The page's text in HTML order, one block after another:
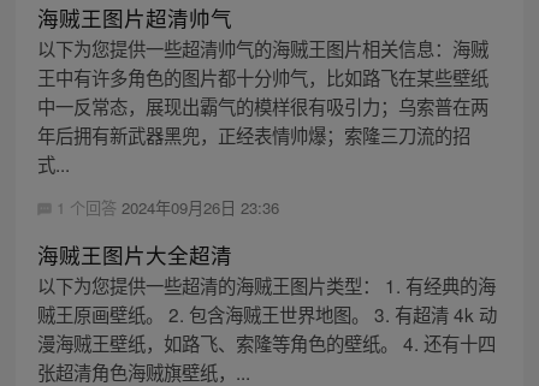
海贼王图片超清帅气
以下为您提供一些超清帅气的海贼王图片相关信息：海贼
王中有许多角色的图片都十分帅气，比如路飞在某些壁纸
中一反常态，展现出霸气的模样很有吸引力；乌索普在两
年后拥有新武器黑兜，正经表情帅爆；索隆三刀流的招
式...
1 个回答 2024年09月26日 23:36
海贼王图片大全超清
以下为您提供一些超清的海贼王图片类型： 1. 有经典的海
贼王原画壁纸。 2. 包含海贼王世界地图。 3. 有超清 4k 动
漫海贼王壁纸，如路飞、索隆等角色的壁纸。 4. 还有十四
张超清角色海贼旗壁纸，...